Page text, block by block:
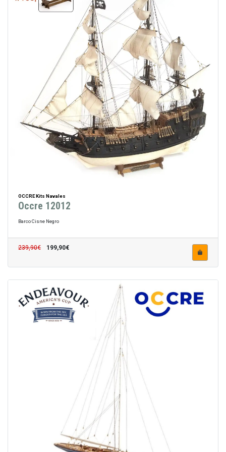
OCCRE Kits Navales
Occre 12012
Barco Cisne Negro
239,90€ 199,90€